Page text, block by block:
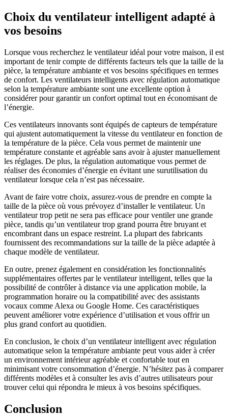
Choix du ventilateur intelligent adapté à
vos besoins
Lorsque vous recherchez le ventilateur idéal pour votre maison, il est
important de tenir compte de différents facteurs tels que la taille de la
pièce, la température ambiante et vos besoins spécifiques en termes
de confort. Les ventilateurs intelligents avec régulation automatique
selon la température ambiante sont une excellente option à
considérer pour garantir un confort optimal tout en économisant de
l’énergie.
Ces ventilateurs innovants sont équipés de capteurs de température
qui ajustent automatiquement la vitesse du ventilateur en fonction de
la température de la pièce. Cela vous permet de maintenir une
température constante et agréable sans avoir à ajuster manuellement
les réglages. De plus, la régulation automatique vous permet de
réaliser des économies d’énergie en évitant une surutilisation du
ventilateur lorsque cela n’est pas nécessaire.
Avant de faire votre choix, assurez-vous de prendre en compte la
taille de la pièce où vous prévoyez d’installer le ventilateur. Un
ventilateur trop petit ne sera pas efficace pour ventiler une grande
pièce, tandis qu’un ventilateur trop grand pourra être bruyant et
encombrant dans un espace restreint. La plupart des fabricants
fournissent des recommandations sur la taille de la pièce adaptée à
chaque modèle de ventilateur.
En outre, prenez également en considération les fonctionnalités
supplémentaires offertes par le ventilateur intelligent, telles que la
possibilité de contrôler à distance via une application mobile, la
programmation horaire ou la compatibilité avec des assistants
vocaux comme Alexa ou Google Home. Ces caractéristiques
peuvent améliorer votre expérience d’utilisation et vous offrir un
plus grand confort au quotidien.
En conclusion, le choix d’un ventilateur intelligent avec régulation
automatique selon la température ambiante peut vous aider à créer
un environnement intérieur agréable et confortable tout en
minimisant votre consommation d’énergie. N’hésitez pas à comparer
différents modèles et à consulter les avis d’autres utilisateurs pour
trouver celui qui répondra le mieux à vos besoins spécifiques.
Conclusion